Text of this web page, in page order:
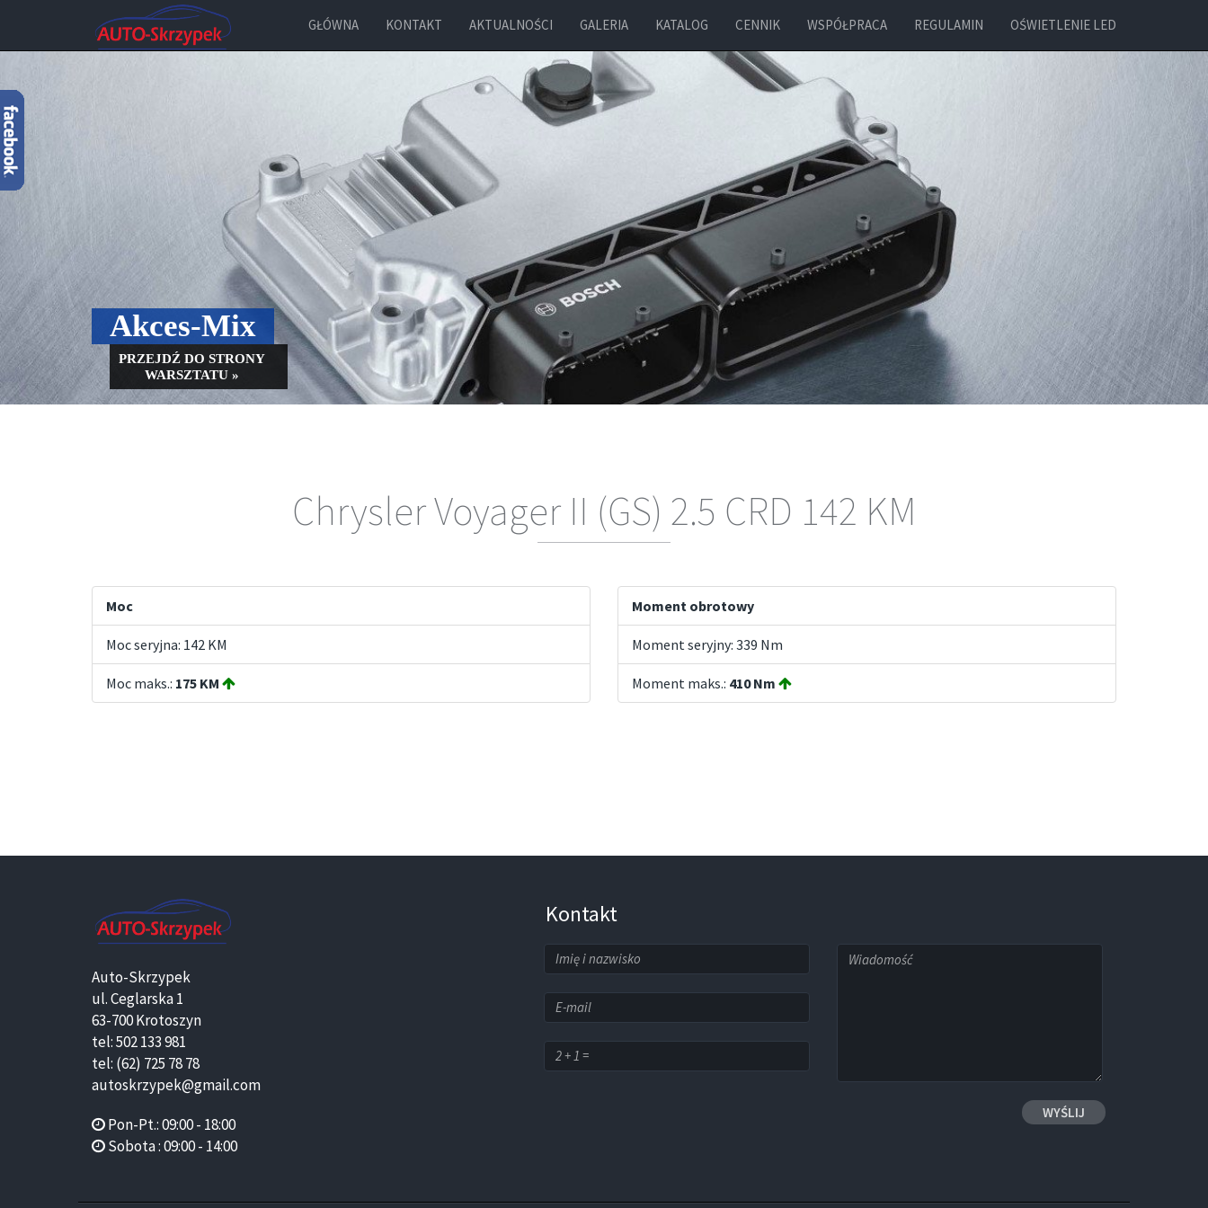
GŁÓWNA KONTAKT AKTUALNOŚCI GALERIA KATALOG CENNIK WSPÓŁPRACA REGULAMIN OŚWIETLENIE LED
Akces-Mix
PRZEJDŹ DO STRONY
WARSZTATU »
Chrysler Voyager II (GS) 2.5 CRD 142 KM
Moc
Moc seryjna: 142 KM
Moc maks.: 175 KM
Moment obrotowy
Moment seryjny: 339 Nm
Moment maks.: 410 Nm
Auto-Skrzypek
ul. Ceglarska 1
63-700 Krotoszyn
tel: 502 133 981
tel: (62) 725 78 78
autoskrzypek@gmail.com
Pon-Pt.: 09:00 - 18:00
Sobota : 09:00 - 14:00
Kontakt